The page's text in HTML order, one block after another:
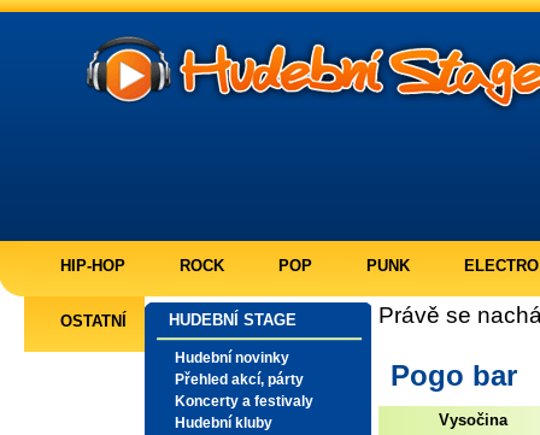
HIP-HOP ROCK POP PUNK ELECTRO
OSTATNÍ HUDEBNÍ STAGE
Hudební novinky
Přehled akcí, párty
Koncerty a festivaly
Hudební kluby
Právě se
Pogo bar
Vysočina